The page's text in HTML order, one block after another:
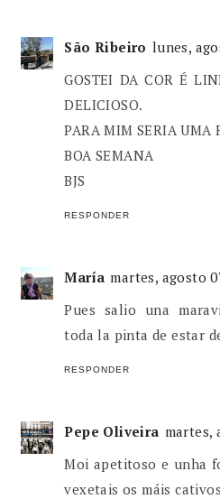
São Ribeiro lunes,
GOSTEI DA COR É
DELICIOSO.
PARA MIM SERIA UMA
BOA SEMANA
BJS
RESPONDER
María martes, agosto
Pues salio una
toda la pinta de estar
RESPONDER
Pepe Oliveira martes,
Moi apetitoso e unha
vexetais os máis